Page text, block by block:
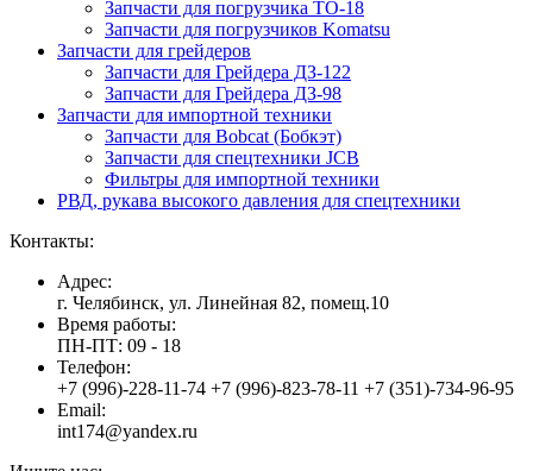
Запчасти для погрузчика ТО-18
Запчасти для погрузчиков Komatsu
Запчасти для грейдеров
Запчасти для Грейдера ДЗ-122
Запчасти для Грейдера ДЗ-98
Запчасти для импортной техники
Запчасти для Bobcat (Бобкэт)
Запчасти для спецтехники JCB
Фильтры для импортной техники
РВД, рукава высокого давления для спецтехники
Контакты:
Адрес:
г. Челябинск, ул. Линейная 82, помещ.10
Время работы:
ПН-ПТ: 09 - 18
Телефон:
+7 (996)-228-11-74 +7 (996)-823-78-11 +7 (351)-734-96-95
Email:
int174@yandex.ru